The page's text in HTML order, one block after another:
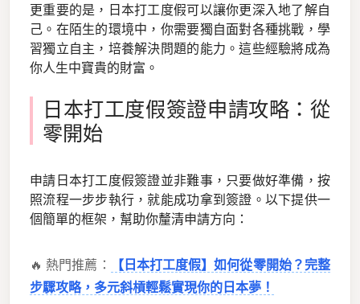
更重要的是，日本打工度假可以讓你更深入地了解自
己。在陌生的環境中，你需要獨自面對各種挑戰，學
習獨立自主，培養解決問題的能力。這些經驗將成為
你人生中寶貴的財富。
日本打工度假簽證申請攻略：從
零開始
申請日本打工度假簽證並非難事，只要做好準備，按
照流程一步步執行，就能成功拿到簽證。以下提供一
個簡單的框架，幫助你釐清申請方向：
🔥 熱門推薦：
【日本打工度假】如何從零開始？完整
步驟攻略，多元斜槓輕鬆實現你的日本夢！